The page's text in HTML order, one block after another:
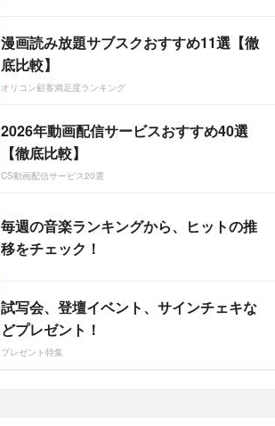
漫画読み放題サブスクおすすめ11選【徹
底比較】
オリコン顧客満足度ランキング
2026年動画配信サービスおすすめ40選
【徹底比較】
CS動画配信サービス20選
毎週の音楽ランキングから、ヒットの推
移をチェック！
試写会、登壇イベント、サインチェキな
どプレゼント！
プレゼント特集